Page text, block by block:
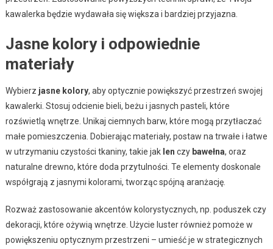
kawalerka będzie wydawała się większa i bardziej przyjazna.
Jasne kolory i odpowiednie
materiały
Wybierz jasne kolory, aby optycznie powiększyć przestrzeń swojej
kawalerki. Stosuj odcienie bieli, beżu i jasnych pasteli, które
rozświetlą wnętrze. Unikaj ciemnych barw, które mogą przytłaczać
małe pomieszczenia. Dobierając materiały, postaw na trwałe i łatwe
w utrzymaniu czystości tkaniny, takie jak len czy bawełna, oraz
naturalne drewno, które doda przytulności. Te elementy doskonale
współgrają z jasnymi kolorami, tworząc spójną aranżację.
Rozważ zastosowanie akcentów kolorystycznych, np. poduszek czy
dekoracji, które ożywią wnętrze. Użycie luster również pomoże w
powiększeniu optycznym przestrzeni – umieść je w strategicznych